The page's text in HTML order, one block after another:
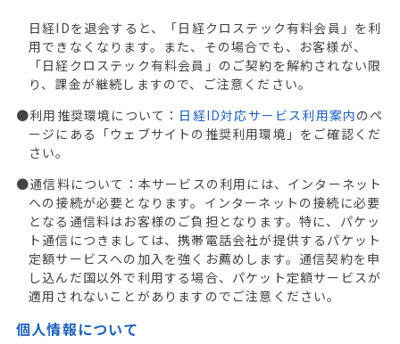
日経IDを退会すると、「日経クロステック有料会員」を利
用できなくなります。また、その場合でも、お客様が、
「日経クロステック有料会員」のご契約を解約されない限
り、課金が継続しますので、ご注意ください。
●利用推奨環境について： 日経ID対応サービス利用案内のペ
ージにある「ウェブサイトの推奨利用環境」をご確認くだ
さい。
●通信料について：本サービスの利用には、インターネット
への接続が必要となります。インターネットの接続に必要
となる通信料はお客様のご負担となります。特に、パケッ
ト通信につきましては、携帯電話会社が提供するパケット
定額サービスへの加入を強くお薦めします。通信契約を申
し込んだ国以外で利用する場合、パケット定額サービスが
適用されないことがありますのでご注意ください。
個人情報について